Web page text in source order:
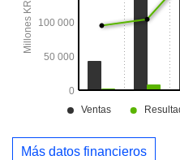
Más datos financieros